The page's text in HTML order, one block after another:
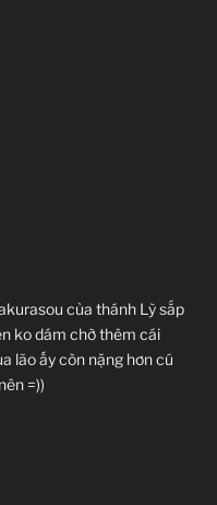
của thánh Lỳ sắp
ko dám chờ thêm cái
lão ấy còn nặng hơn cú
=))